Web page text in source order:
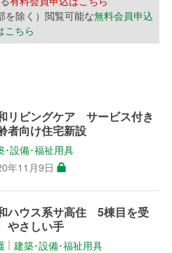
を除く）閲覧可能な無料会員申込
こちら
リビングケア サービス付き
者向け住宅新設
･設備･福祉用具
年11月9日
ハウス系サ高住 5棟目を受
さしい手
│建築･設備･福祉用具